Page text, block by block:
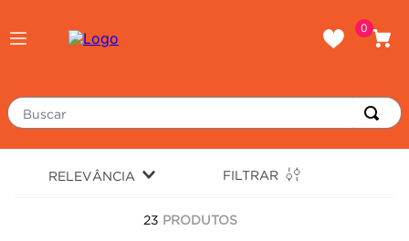
0
RELEVÂNCIA FILTRAR
23 PRODUTOS